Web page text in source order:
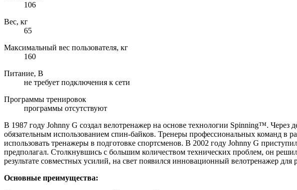
106
Вес, кг
65
Максимальный вес пользователя, кг
160
Питание, В
не требует подключения к сети
Программы тренировок
программы отсутствуют
В 1987 году Johnny G создал велотренажер на основе технологии Spinning™.
обязательным использованием спин-байков. Тренеры профессиональных команд в
использовать тренажеры в подготовке спортсменов. В 2002 году Johnny G
предполагал. Столкнувшись с большим количеством технических проблем, он
результате совместных усилий, на свет появился инновационный велотренажер
Основные преимущества: